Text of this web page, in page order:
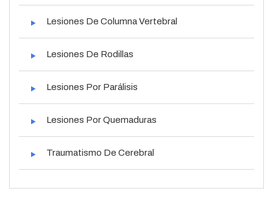
Lesiones De Columna Vertebral
Lesiones De Rodillas
Lesiones Por Parálisis
Lesiones Por Quemaduras
Traumatismo De Cerebral